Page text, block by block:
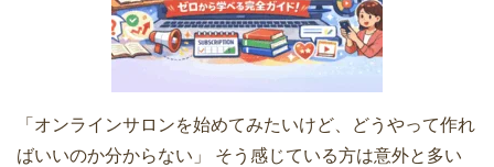
「オンラインサロンを始めてみたいけど、どうやって作れ
ばいいのか分からない」 そう感じている方は意外と多い